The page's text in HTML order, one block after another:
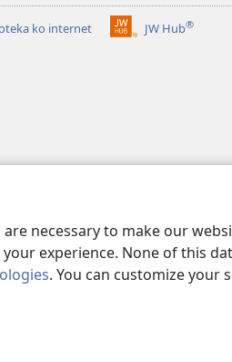
necessary to make our
experience. None of this
. You can customize your
ko internet JW Hub®
(opens